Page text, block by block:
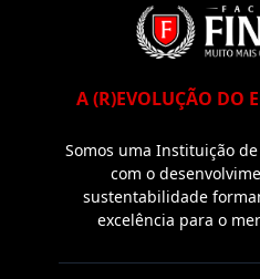
A (R)EVOLUÇÃO DO
Somos uma Instituição
com o
sustentabilidade
excelência para o